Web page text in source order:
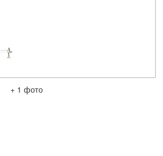
+ 1 фото